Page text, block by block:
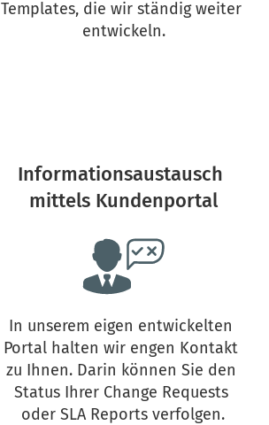
Templates, die wir ständig weiter
entwickeln.
Informationsaustausch
mittels Kundenportal
In unserem eigen entwickelten
Portal halten wir engen Kontakt
zu Ihnen. Darin können Sie den
Status Ihrer Change Requests
oder SLA Reports verfolgen.